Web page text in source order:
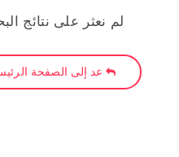
لم نعثر على نتائج
عد إلى الصفحة